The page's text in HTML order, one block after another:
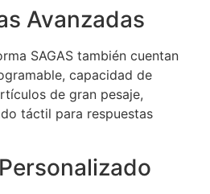
Avanzadas
SAGAS también cuentan
capacidad de
de gran pesaje,
táctil para respuestas